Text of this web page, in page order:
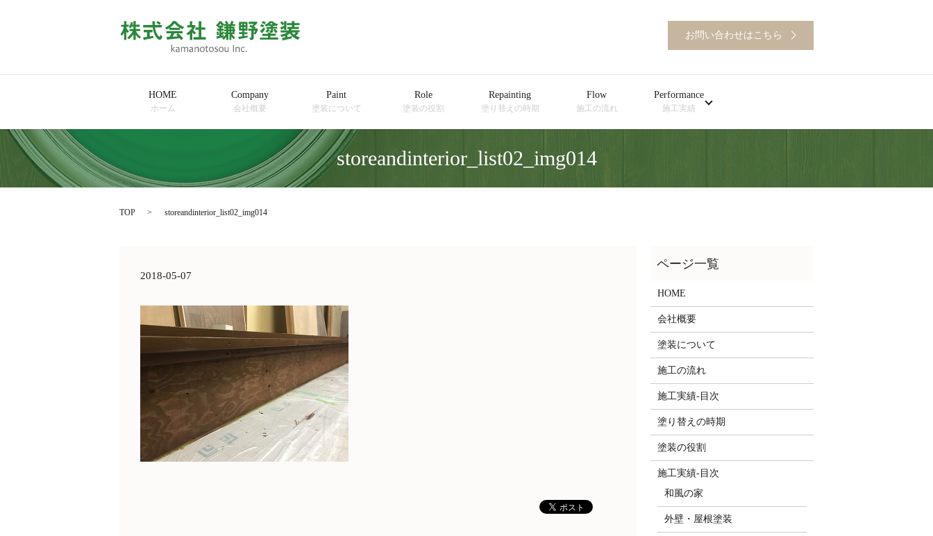
お問い合わせはこちら
HOME
ホーム
Company
会社概要
Paint
塗装について
Role
塗装の役割
Repainting
塗り替えの時期
Flow
施工の流れ
Performance
施工実績
storeandinterior_list02_img014
TOP storeandinterior_list02_img014
2018-05-07
HOME
会社概要
塗装について
施工の流れ
施工実績-目次
塗り替えの時期
塗装の役割
施工実績-目次
和風の家
外壁・屋根塗装